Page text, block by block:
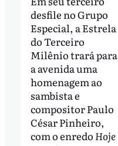
desfile no Grupo
Especial, a Estrela
do Terceiro
Milênio trará para
a avenida uma
homenagem ao
sambista e
compositor Paulo
César Pinheiro,
com o enredo Hoje